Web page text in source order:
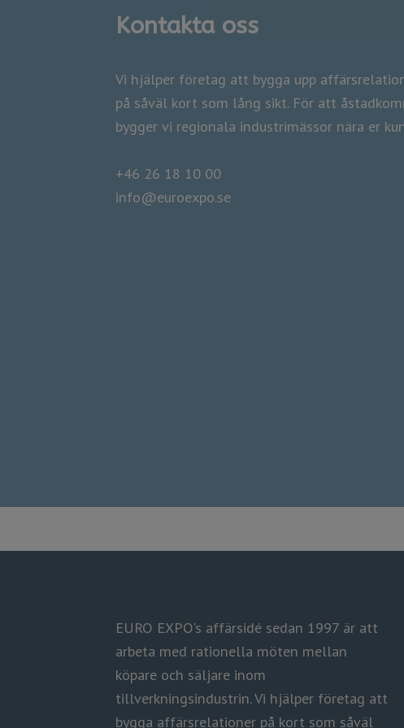
Kontakta oss
​​​​​​​Vi hjälper företag att bygga upp
på såväl kort som lång sikt. För att
​​​​​​​bygger vi regionala industrimässor nära er
+46 26 18 10 00
info@euroexpo.se
EURO EXPO's affärsidé sedan 1997 är att
arbeta med rationella möten mellan
köpare och säljare inom
tillverkningsindustrin.​​​​​​​Vi hjälper företag att
bygga affärsrelationer på kort som såväl